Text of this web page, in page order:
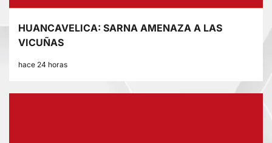
HUANCAVELICA: SARNA AMENAZA A LAS
VICUÑAS
hace 24 horas